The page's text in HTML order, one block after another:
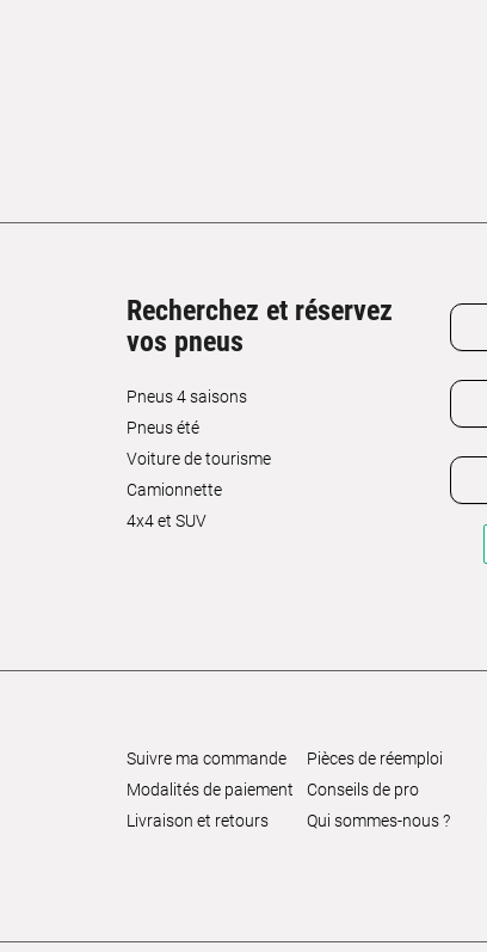
Recherchez et réservez
vos pneus
Pneus 4 saisons
Pneus été
Voiture de tourisme
Camionnette
4x4 et SUV
Suivre ma commande
Modalités de paiement
Livraison et retours
Pièces de réemploi
Conseils de pro
Qui sommes-nous ?